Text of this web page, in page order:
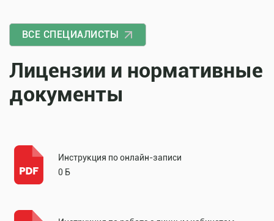
ВСЕ СПЕЦИАЛИСТЫ
Лицензии и нормативные
документы
Инструкция по онлайн-записи
0 Б